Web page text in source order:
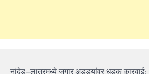
नांदेड–लातूरमध्ये जुगार अड्ड्यांवर धडक कारवाई;